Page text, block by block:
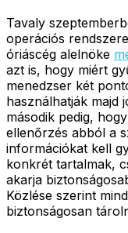
Tavaly
operációs
óriáscég alelnöke
azt is, hogy miért
menedzser két
használhatják majd
második pedig,
ellenőrzés abból a
információkat kell
konkrét tartalmak,
akarja
Közlése szerint
biztonságosan